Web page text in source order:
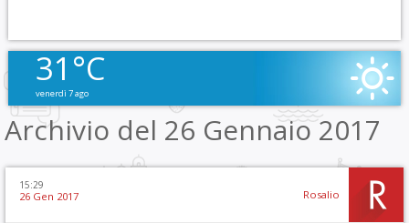
31°C
venerdì 7 ago
Archivio del 26 Gennaio 2017
15:29
26 Gen 2017 Rosalio